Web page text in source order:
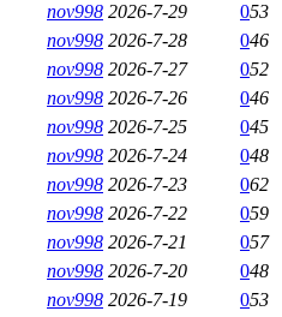
nov998 2026-7-29 053
nov998 2026-7-28 046
nov998 2026-7-27 052
nov998 2026-7-26 046
nov998 2026-7-25 045
nov998 2026-7-24 048
nov998 2026-7-23 062
nov998 2026-7-22 059
nov998 2026-7-21 057
nov998 2026-7-20 048
nov998 2026-7-19 053